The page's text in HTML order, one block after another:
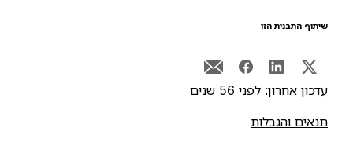
התבנית הזו
אחרון: לפני 56 שנים
והגבלות